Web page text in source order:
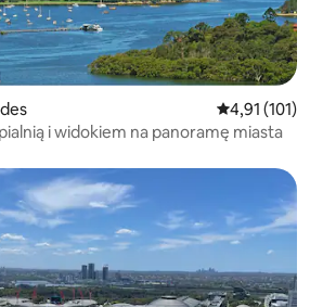
Średnia
4,91 (101)
i widokiem na panoramę miasta